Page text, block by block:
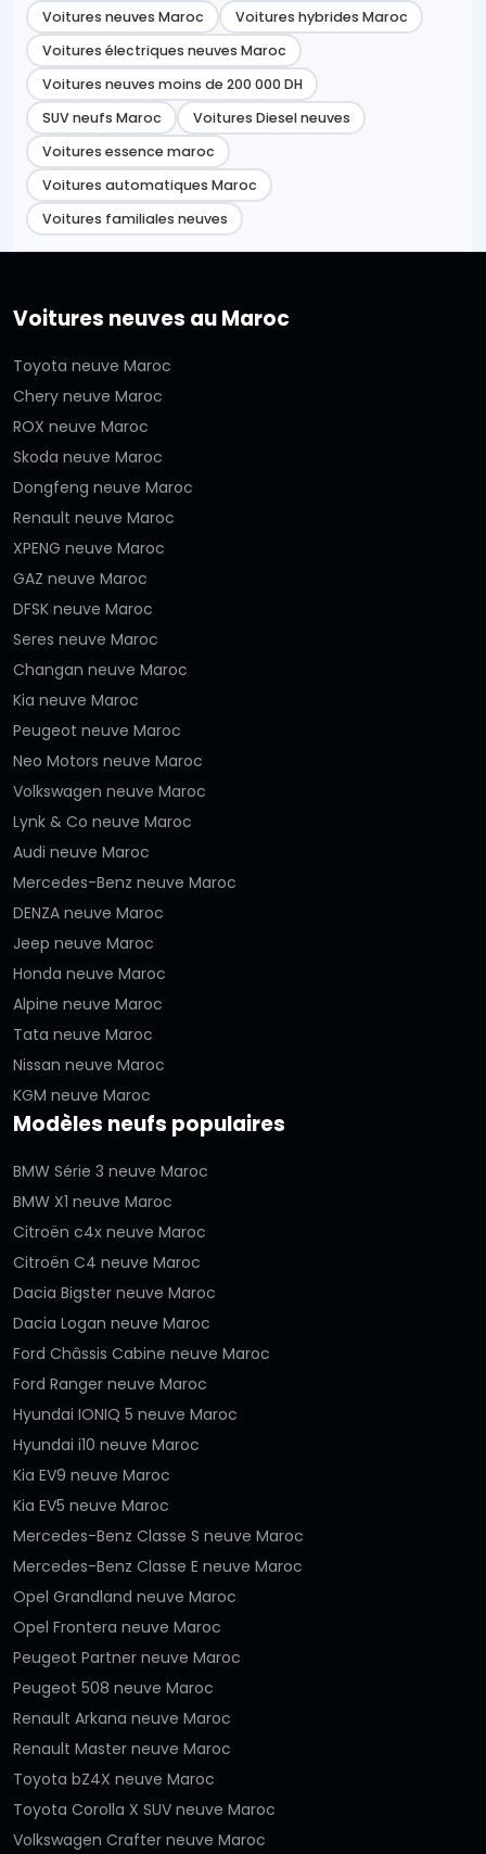
Voitures neuves Maroc
Voitures hybrides Maroc
Voitures électriques neuves Maroc
Voitures neuves moins de 200 000 DH
SUV neufs Maroc
Voitures Diesel neuves
Voitures essence maroc
Voitures automatiques Maroc
Voitures familiales neuves
Voitures neuves au Maroc
Toyota neuve Maroc
Chery neuve Maroc
ROX neuve Maroc
Skoda neuve Maroc
Dongfeng neuve Maroc
Renault neuve Maroc
XPENG neuve Maroc
GAZ neuve Maroc
DFSK neuve Maroc
Seres neuve Maroc
Changan neuve Maroc
Kia neuve Maroc
Peugeot neuve Maroc
Neo Motors neuve Maroc
Volkswagen neuve Maroc
Lynk & Co neuve Maroc
Audi neuve Maroc
Mercedes-Benz neuve Maroc
DENZA neuve Maroc
Jeep neuve Maroc
Honda neuve Maroc
Alpine neuve Maroc
Tata neuve Maroc
Nissan neuve Maroc
KGM neuve Maroc
Modèles neufs populaires
BMW Série 3 neuve Maroc
BMW X1 neuve Maroc
Citroën c4x neuve Maroc
Citroën C4 neuve Maroc
Dacia Bigster neuve Maroc
Dacia Logan neuve Maroc
Ford Châssis Cabine neuve Maroc
Ford Ranger neuve Maroc
Hyundai IONIQ 5 neuve Maroc
Hyundai i10 neuve Maroc
Kia EV9 neuve Maroc
Kia EV5 neuve Maroc
Mercedes-Benz Classe S neuve Maroc
Mercedes-Benz Classe E neuve Maroc
Opel Grandland neuve Maroc
Opel Frontera neuve Maroc
Peugeot Partner neuve Maroc
Peugeot 508 neuve Maroc
Renault Arkana neuve Maroc
Renault Master neuve Maroc
Toyota bZ4X neuve Maroc
Toyota Corolla X SUV neuve Maroc
Volkswagen Crafter neuve Maroc